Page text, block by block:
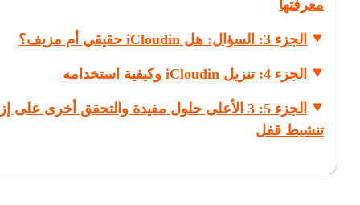
معرفتها
الجزء 3: السؤال: هل iCloudin حقيقي أم مزيف؟
الجزء 4: تنزيل iCloudin وكيفية استخدامه
الجزء 5: 3 الأعلى حلول مفيدة والتحقق أخرى على
تنشيط قفل